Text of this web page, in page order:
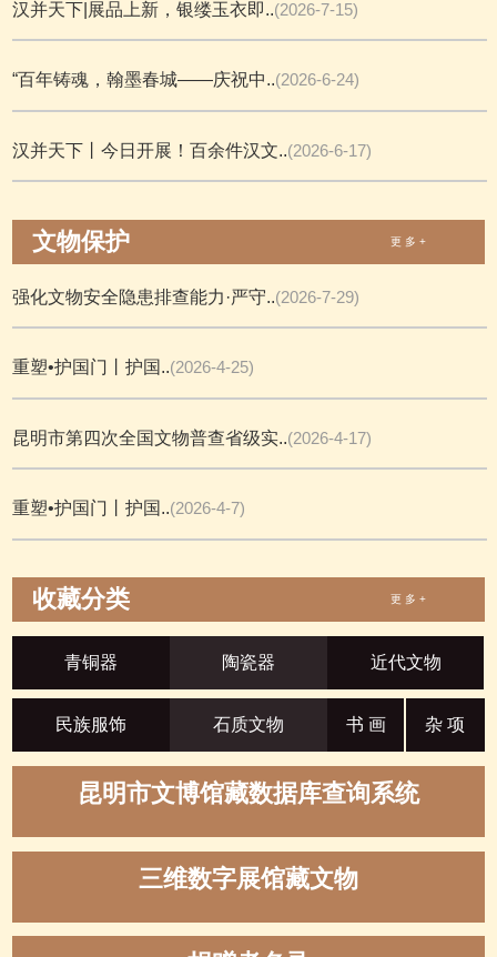
汉并天下|展品上新，银缕玉衣即..(2026-7-15)
“百年铸魂，翰墨春城——庆祝中..(2026-6-24)
汉并天下丨今日开展！百余件汉文..(2026-6-17)
文物保护 更 多 +
强化文物安全隐患排查能力·严守..(2026-7-29)
重塑•护国门丨护国..(2026-4-25)
昆明市第四次全国文物普查省级实..(2026-4-17)
重塑•护国门丨护国..(2026-4-7)
收藏分类 更 多 +
青铜器 陶瓷器 近代文物
民族服饰 石质文物 书 画 杂 项
昆明市文博馆藏数据库查询系统
三维数字展馆藏文物